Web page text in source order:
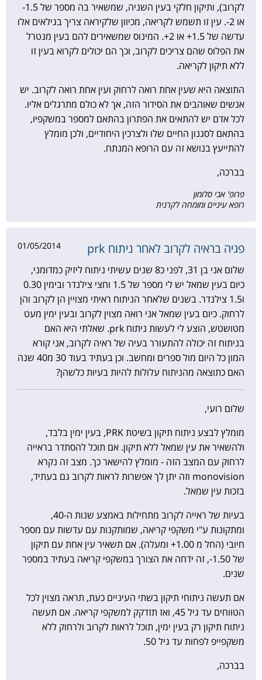
לקרוב), ותיקון חלקי בעין השניה, שמשאיר בה מספר של 1.5-
או 2-. עין זו תשמש לקריאה, מכיוון שלקיראה צריך בגילאים אלו
עדשה של 1.5+ או 2+. המינוס שמשאירים להם בעין מנטרל
את הפלוס שהם צריכים לקרוב, וכך הם יכולים לקרוא בעין זו
ללא תיקון לקריאה.
התוצאה היא שעין אחת רואה לרחוק ועין אחת רואה לקרוב. יש
אנשים שאוהבים את הסידור הזה, אך לא כולם מתרגלים אליו.
לכל אדם יש להתאים את הפתרון בהתאם למספר במשקפיו,
בהתאם לסגנון החיים שלו ולצרכין היחודיים, ולכן מומלץ
להתייעץ בנושא זה עם הרופא המנתח.
בברכה,
פרופ' אבי סלומון
רופא עיניים ומומחה לקרנית
פגיה בראיה לקרוב לאחר ניתוח prk 01/05/2014
שלום אני בן 31, לפני כ8 שנים עשיתי ניתוח ליזיק כמדומני,
כיום בעין שמאל יש לי מספר של 1.5 וחצי צילנדר ובימין 0.30
ו1.5 צילנדר. בשנים שלאחר הניתוח ראיתי מצויין הן לקרוב והן
לרחוק. כיום בעין שמאל אני רואה מצוין לקרוב ובעין ימין מעט
מטושטש, הוצע לי לעשות ניתוח prk. שאלתי היא האם
בניתוח זה יכולה להתעורר בעיה של ראיה לקרוב, אני קורא
המון כל היום מול ספרים ומחשב. וכן בעתיד בעוד 30 מ40 שנה
האם כתוצאה מהניתוח עלולות להיות בעיות כלשהן?
שלום רועי,
מומלץ לבצע ניתוח תיקון בשיטת PRK, בעין ימין בלבד,
ולהשאיר את עין שמאל ללא תיקון. אם תוכל להסתדר בראייה
לרחוק עם המצב הזה - מומלץ להישאר כך. מצב זה נקרא
monovision וזה יתן לך אפשרות לראות לקרוב גם בעתיד,
בזכות עין שמאל.
בעיות של ראייה לקרוב מתחילות באמצע שנות ה-40,
ומתקונות ע"י משקפי קריאה, שמותקנות עם עדשות עם מספר
חיובי (החל מ 1.00+ ומעלה). אם תשאיר עין אחת עם תיקון
של 1.50-, זה ידחה את הצורך במשקפי קריאה בעתיד במספר
שנים.
אם תעשה ניתוחי תיקון בשתי העיניים כעת, תראה מצוין לכל
הטווחים עד גיל 45, ואז תזדקק למשקפי קריאה. אם תעשה
ניתוח תיקון רק בעין ימין, תוכל לראות לקרוב ולרחוק ללא
משקפייפ לפחות עד גיל 50.
בברכה,